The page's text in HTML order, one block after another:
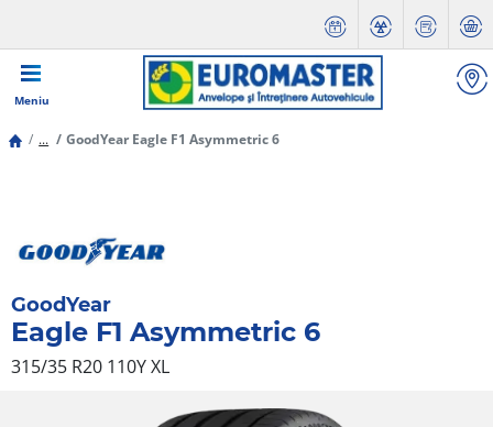
Meniu
... GoodYear Eagle F1 Asymmetric 6
GoodYear
Eagle F1 Asymmetric 6
315/35 R20 110YXL